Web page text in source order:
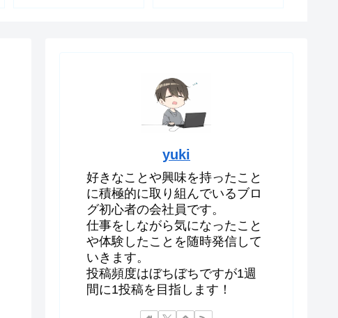
yuki
好きなことや興味を持ったこと
に積極的に取り組んでいるブロ
グ初心者の会社員です。
仕事をしながら気になったこと
や体験したことを随時発信して
いきます。
投稿頻度はぼちぼちですが1週
間に1投稿を目指します！